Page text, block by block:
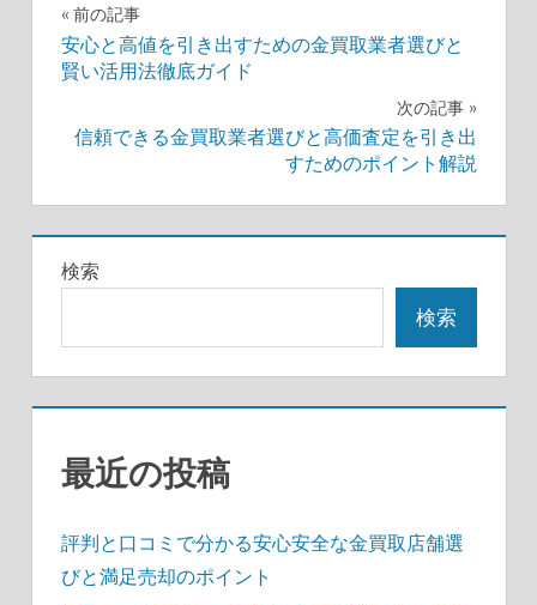
投
稿
ゲ
ー
シ
ョ
ン
前の記事
安心と高値を引き出すための金買取業者選びと
賢い活用法徹底ガイド
次の記事
信頼できる金買取業者選びと高価査定を引き出
すためのポイント解説
検索
検索
最近の投稿
評判と口コミで分かる安心安全な金買取店舗選
びと満足売却のポイント